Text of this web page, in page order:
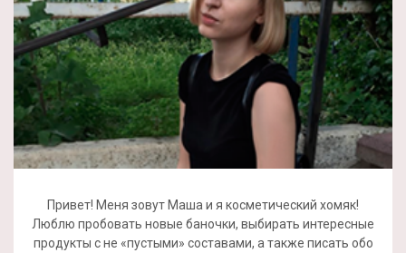
Привет! Меня зовут Маша и я косметический хомяк!
Люблю пробовать новые баночки, выбирать интересные
продукты с не «пустыми» составами, а также писать обо